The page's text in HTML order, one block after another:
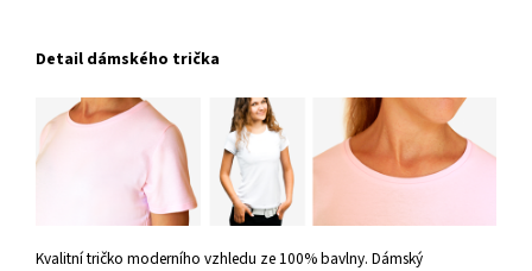
Detail dámského trička
Kvalitní tričko moderního vzhledu ze 100% bavlny. Dámský